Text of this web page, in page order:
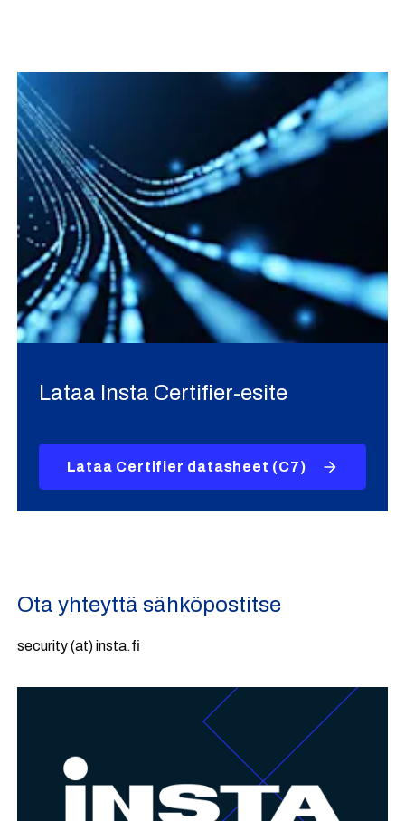
Lataa Insta Certifier-esite
Lataa Certifier datasheet (C7)
Ota yhteyttä sähköpostitse
security (at) insta.fi